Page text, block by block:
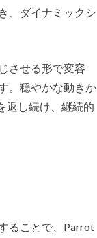
、ダイナミックシ
させる形で変容
。穏やかな動きか
返し続け、継続的
ることで、Parrot